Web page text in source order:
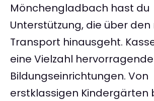
Mönchengladbach hast du
Unterstützung, die über den
Transport hinausgeht.
eine Vielzahl
Bildungseinrichtungen. Von
erstklassigen Kindergärten